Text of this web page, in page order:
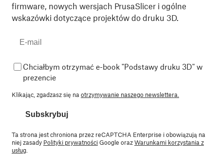
firmware, nowych wersjach PrusaSlicer i ogólne
wskazówki dotyczące projektów do druku 3D.
Chciałbym otrzymać e-book "Podstawy druku 3D" w
prezencie
Klikając, zgadzasz się naotrzymywanie naszego newslettera.
Subskrybuj
Ta strona jest chroniona przez reCAPTCHA Enterprise i obowiązują na
niej zasady Polityki prywatnościGoogle orazWarunkami korzystania z
usług.